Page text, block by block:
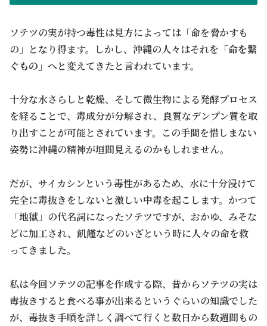
ソテツの実が持つ毒性は見方によっては「命を脅かすも
の」となり得ます。しかし、沖縄の人々はそれを 「命を繋
ぐもの」 へと変えてきたと言われています。
十分な水さらしと乾燥、そして微生物による発酵プロセス
を経ることで、毒成分が分解され、良質なデンプン質を取
り出すことが可能とされています。この手間を惜しまない
姿勢に沖縄の精神が垣間見えるのかもしれません。
だが、サイカシンという毒性があるため、水に十分浸けて
完全に毒抜きをしないと激しい中毒を起こします。かつて
「地獄」の代名詞になったソテツですが、おかゆ、みそな
どに加工され、飢饉などのいざという時に人々の命を救
ってきました。
私は今回ソテツの記事を作成する際、昔からソテツの実は
毒抜きすると食べる事が出来るというぐらいの知識でした
が、毒抜き手順を詳しく調べて行くと数日から数週間もの